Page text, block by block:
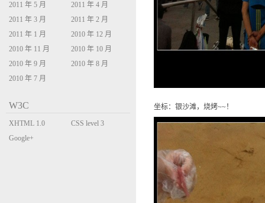
坐标：银沙滩，烧烤~~！
2011 年 5 月
2011 年 4 月
2011 年 3 月
2011 年 2 月
2011 年 1 月
2010 年 12 月
2010 年 11 月
2010 年 10 月
2010 年 9 月
2010 年 8 月
2010 年 7 月
W3C
XHTML 1.0
Transitional
CSS level 3
Google+